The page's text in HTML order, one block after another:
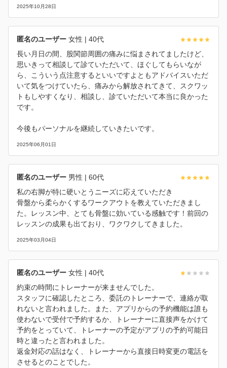
2025年10月28日
匿名のユーザー 女性 | 40代
長い月日の間、股関節周囲の痛みに悩まされてましたけど、
思いきって相談して診ていただいて、ほぐしてもらいなが
ら、こういう点注意するといいですよともアドバイスいただ
いて気をつけていたら、痛みから解放されてきて、スクワッ
トもしやすくなり、相談し、診ていただいて本当に良かった
です。
今後もパーソナルを継続していきたいです。
2025年06月01日
匿名のユーザー 男性 | 60代
私の右脚が特に硬いとうニーズに応えていただき
骨盤から柔らかくするワークアウトを教えていただきまし
た。レッスン中、とても骨盤に効いている感触です！前回の
レッスンの成果も出ており、ワクワクしてきました。
2025年03月04日
匿名のユーザー 女性 | 40代
約束の時間にトレーナーが来ませんでした。
スタッフに確認したところ、委託のトレーナーで、連絡が取
れないと言われました。また、アプリからの予約機能は誰も
使わないで受付で予約するか、トレーナーに直接声をかけて
予約をとっていて、トレーナーの予定がアプリの予約可能日
時と違ったと言われました。
返金対応の話はなく、トレーナーから直接日時変更の電話を
させるとのことでした。